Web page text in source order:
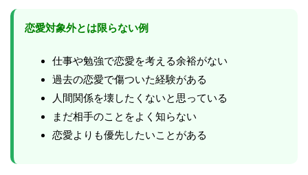
恋愛対象外とは限らない例
仕事や勉強で恋愛を考える余裕がない
過去の恋愛で傷ついた経験がある
人間関係を壊したくないと思っている
まだ相手のことをよく知らない
恋愛よりも優先したいことがある